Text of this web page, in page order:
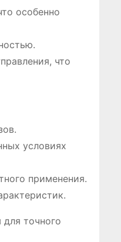
особенно
что
условиях
применения.
точного